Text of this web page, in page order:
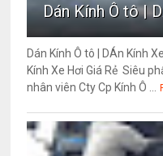
Dán Kính Ô tô |
Dán Kính Ô tô | DÁn Kính
Kính Xe Hơi Giá Rẻ Siêu
nhân viên Cty Cp Kính Ô ...